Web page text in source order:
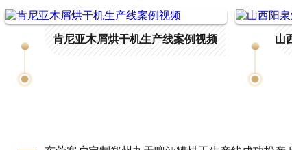
肯尼亚木屑烘干机生产线案例视频